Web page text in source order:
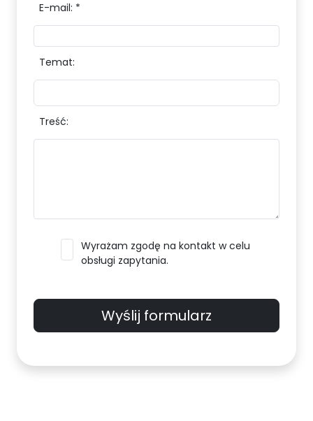
E-mail: *
Temat:
Treść:
Wyrażam zgodę na kontakt w celu
obsługi zapytania.
Wyślij formularz